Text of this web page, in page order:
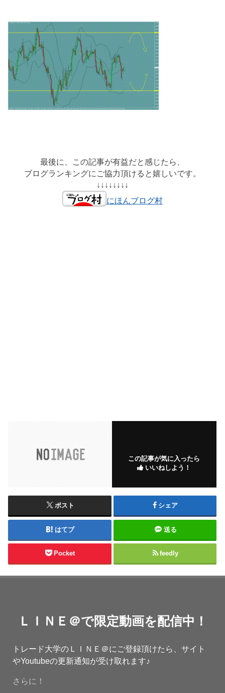
最後に、この記事が有益だと感じたら、
ブログランキングにご協力頂けると嬉しいです。
↓↓↓↓↓↓↓↓
にほんブログ村
この記事が気に入ったら
いいねしよう！
ポスト シェア
はてブ 送る
Pocket feedly
ＬＩＮＥ＠で限定動画を配信中！
トレード大学のＬＩＮＥ＠にご登録頂けたら、サイト
やYoutubeの更新通知が受け取れます♪
さらに！